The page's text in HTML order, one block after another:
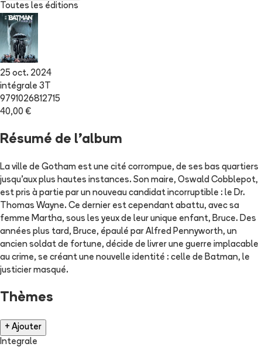
Toutes les éditions
25 oct. 2024
intégrale 3T
9791026812715
40,00 €
Résumé de l'album
La ville de Gotham est une cité corrompue, de ses bas quartiers
jusqu'aux plus hautes instances. Son maire, Oswald Cobblepot,
est pris à partie par un nouveau candidat incorruptible : le Dr.
Thomas Wayne. Ce dernier est cependant abattu, avec sa
femme Martha, sous les yeux de leur unique enfant, Bruce. Des
années plus tard, Bruce, épaulé par Alfred Pennyworth, un
ancien soldat de fortune, décide de livrer une guerre implacable
au crime, se créant une nouvelle identité : celle de Batman, le
justicier masqué.
Thèmes
+ Ajouter
Integrale